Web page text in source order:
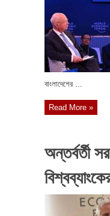
বাংলাদেশের ...
Read More »
অন্তর্বর্তী